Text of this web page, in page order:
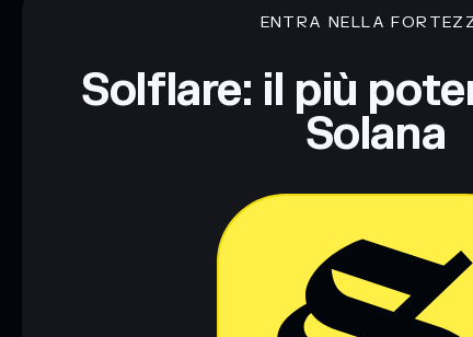
ENTRA NELLA
Solflare: il più
Solana